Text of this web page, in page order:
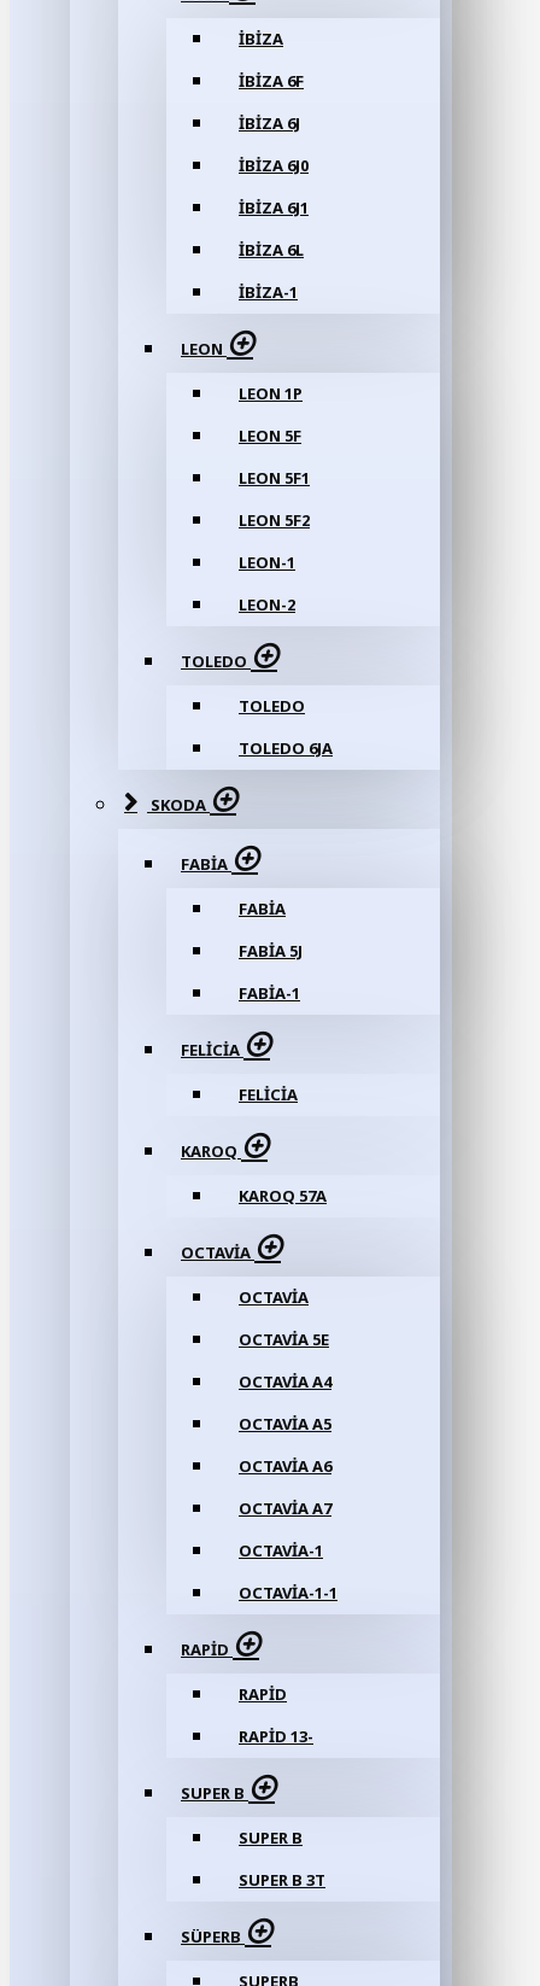
İBIZA
İBIZA 6F
İBIZA 6J
İBIZA 6J0
İBIZA 6J1
İBİZA 6L
İBIZA-1
LEON
LEON 1P
LEON 5F
LEON 5F1
LEON 5F2
LEON-1
LEON-2
TOLEDO
TOLEDO
TOLEDO 6JA
SKODA
FABIA
FABIA
FABIA 5J
FABIA-1
FELICIA
FELICIA
KAROQ
KAROQ 57A
OCTAVIA
OCTAVIA
OCTAVIA 5E
OCTAVIA A4
OCTAVIA A5
OCTAVIA A6
OCTAVIA A7
OCTAVIA-1
OCTAVIA-1-1
RAPID
RAPID
RAPID 13-
SUPER B
SUPER B
SUPER B 3T
SÜPERB
SUPERB